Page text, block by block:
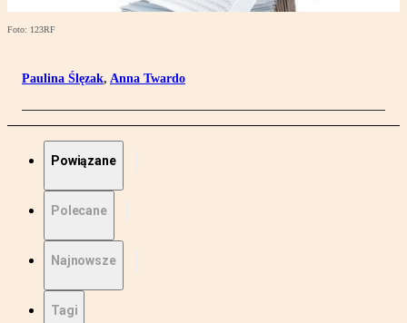
Foto: 123RF
Paulina Ślęzak, Anna Twardo
Powiązane
Polecane
Najnowsze
Tagi